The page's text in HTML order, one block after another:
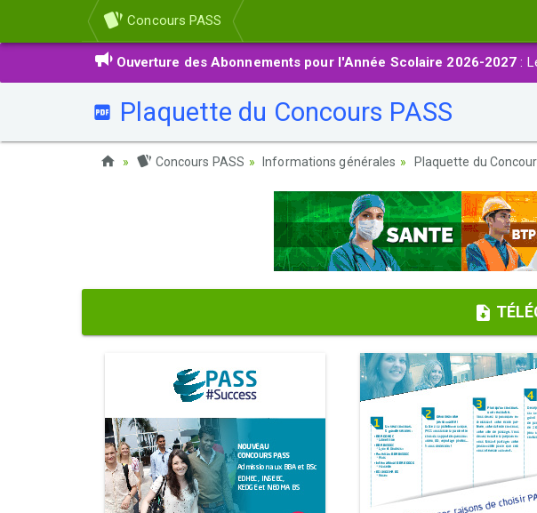
Concours PASS
Ouverture des Abonnements pour l'Année Scolaire 2026-2027 :
Plaquette du Concours PASS
Concours PASS Informations générales Plaquette du